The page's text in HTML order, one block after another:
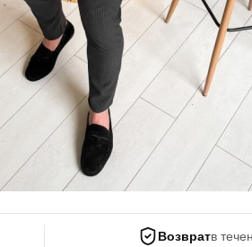
Кежуал
Худі
Возвратв